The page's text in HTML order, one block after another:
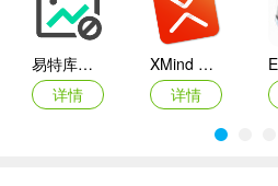
8、数据小偷
可以以半自动的方式，帮助用户直接
而可以获取原图表的数据系列数值；
易特库存管理软件
详情
XMind ZEN(思维导图软件)
详情